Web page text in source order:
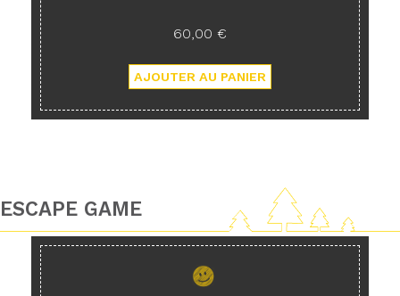
60,00 €
ESCAPE GAME